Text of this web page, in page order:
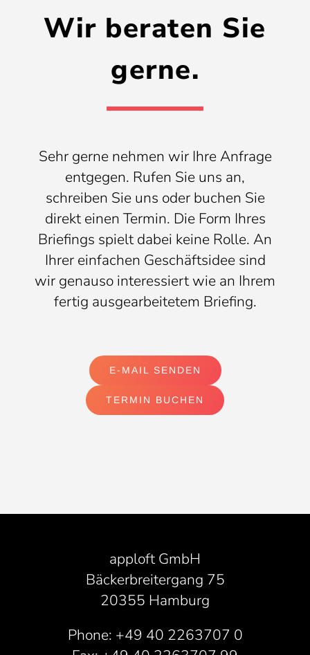
Wir beraten Sie
gerne.
Sehr gerne nehmen wir Ihre Anfrage
entgegen. Rufen Sie uns an,
schreiben Sie uns oder buchen Sie
direkt einen Termin. Die Form Ihres
Briefings spielt dabei keine Rolle. An
Ihrer einfachen Geschäftsidee sind
wir genauso interessiert wie an Ihrem
fertig ausgearbeitetem Briefing.
E-MAIL SENDEN
TERMIN BUCHEN
apploft GmbH
Bäckerbreitergang 75
20355 Hamburg
Phone: +49 40 2263707 0